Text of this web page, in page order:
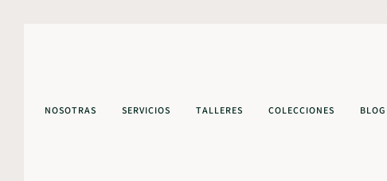
NOSOTRAS SERVICIOS TALLERES COLECCIONES BLOG